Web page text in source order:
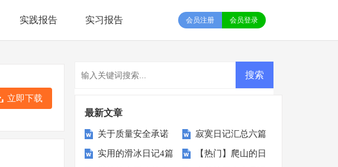
实践报告 实习报告 会员登录
会员注册
立即下载
最新文章
关于质量安全承诺
书锦集七篇
寂寞日记汇总六篇
实用的滑冰日记4篇 【热门】爬山的日